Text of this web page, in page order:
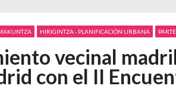
HIRIGINTZA - PLANIFICACIÓN URBANA
vecinal
con el II